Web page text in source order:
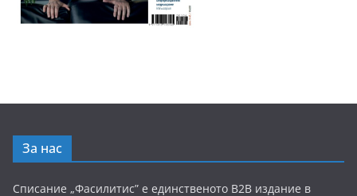
За нас
Списание „Фасилитис” е единственото B2B издание в